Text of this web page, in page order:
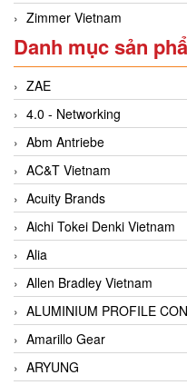
Zimmer Vietnam
Danh mục sản
ZAE
4.0 - Networking
Abm Antriebe
AC&T Vietnam
Acuity Brands
Aichi Tokei Denki Vietnam
Alia
Allen Bradley Vietnam
ALUMINIUM PROFILE
Amarillo Gear
ARYUNG